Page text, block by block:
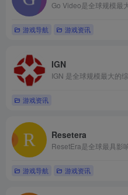
游戏导航 游戏资讯
IGN
游戏资讯
Resetera
游戏导航 游戏资讯